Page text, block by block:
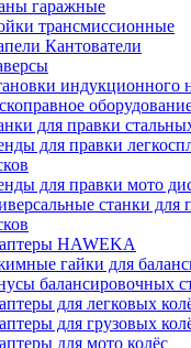
гаражные
трансмиссионные
Кантователи
индукционного
для правки
для правки
для правки мото
станки для
HAWEKA
гайки для
балансировочных
для легковых
для грузовых
для мото колёс